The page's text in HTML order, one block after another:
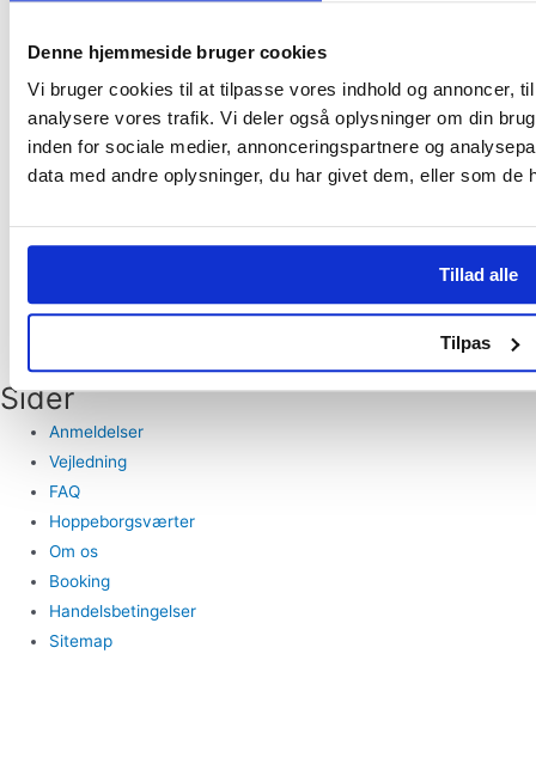
Denne hjemmeside bruger cookies
Vi bruger cookies til at tilpasse vores indhold og annoncer,
analysere vores trafik. Vi deler også oplysninger om din
inden for sociale medier, annonceringspartnere og
data med andre oplysninger, du har givet dem, eller som de
Tillad alle
Tilpas
Sider
Anmeldelser
Vejledning
FAQ
Hoppeborgsværter
Om os
Booking
Handelsbetingelser
Sitemap